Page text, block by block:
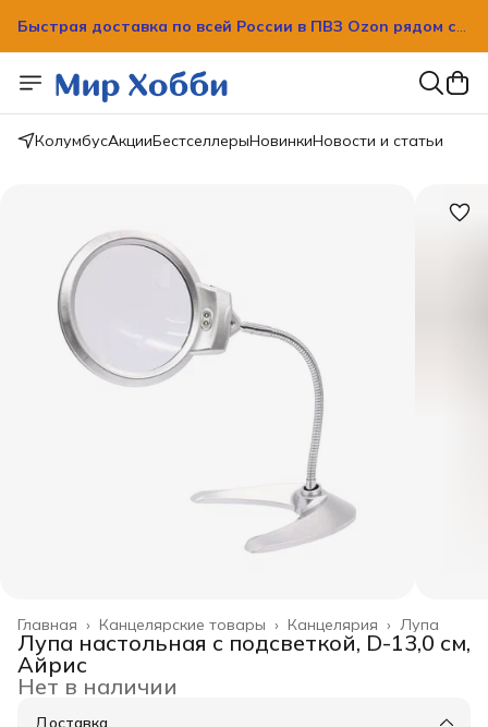
Быстрая доставка по всей России в ПВЗ Ozon рядом с
КолумбусАкцииБестселлерыНовинкиНовости и статьи
Лупа
Канцелярия ›
Канцелярские товары ›
Главная ›
Лупа настольная с подсветкой, D-13,0 см,
Айрис
Нет в наличии
Доставка